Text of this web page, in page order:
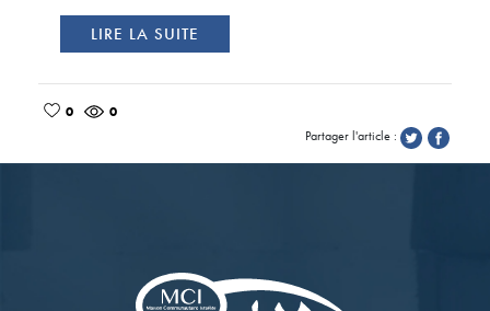
LIRE LA SUITE
0
0
Partager l'article :